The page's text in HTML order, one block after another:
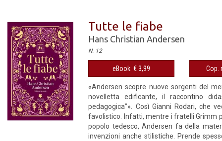
Tutte le fiabe
Hans Christian Andersen
N. 12
eBook € 3,99 Cop.
«Andersen scopre nuove sorgenti del
novelletta edificante, il raccontino
pedagogica”». Così Gianni Rodari, che
favolistico. Infatti, mentre i fratelli Grimm
popolo tedesco, Andersen fa della
invenzioni anche stilistiche. Prende